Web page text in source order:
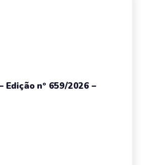
Edição nº 659/2026 –